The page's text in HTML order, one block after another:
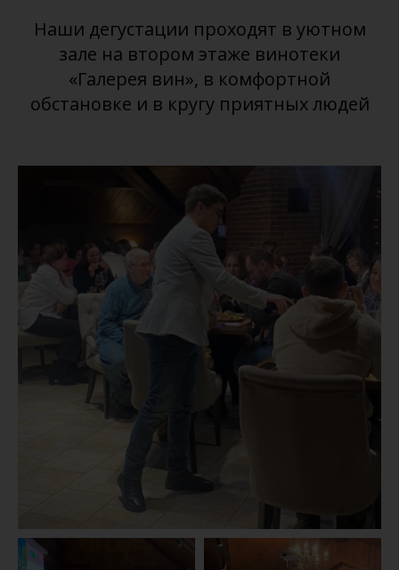
Наши дегустации проходят в уютном
зале на втором этаже винотеки
«Галерея вин», в комфортной
обстановке и в кругу приятных людей